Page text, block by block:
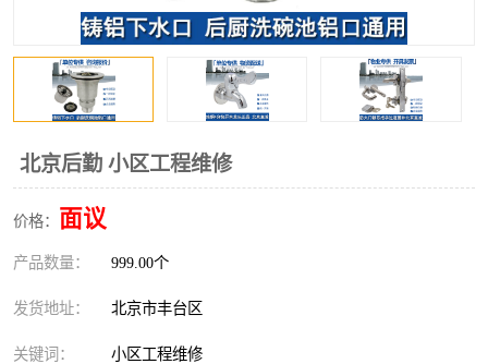
北京后勤 小区工程维修
价格： 面议
产品数量： 999.00个
发货地址： 北京市丰台区
关键词： 小区工程维修